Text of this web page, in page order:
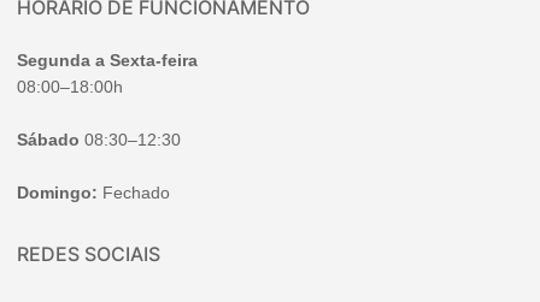
HORÁRIO DE FUNCIONAMENTO
Segunda a Sexta-feira
08:00–18:00h
Sábado 08:30–12:30
Domingo: Fechado
REDES SOCIAIS